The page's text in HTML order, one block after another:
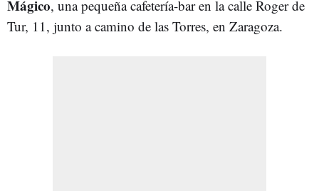
Mágico, una pequeña cafetería-bar en la calle Roger de
Tur, 11, junto a camino de las Torres, en Zaragoza.